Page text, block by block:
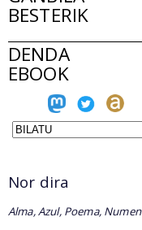
BESTERIK
DENDA
EBOOK
Nor dira
Alma, Azul, Poema, Numen